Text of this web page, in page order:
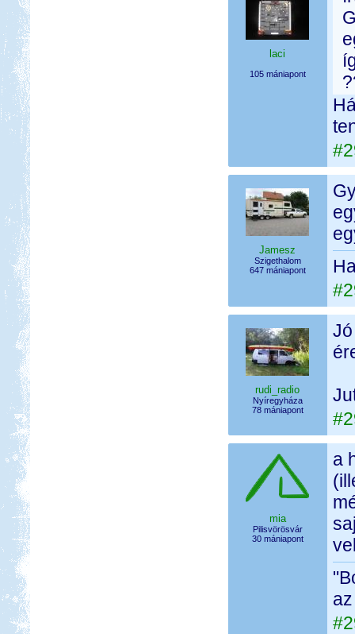
laci
105 mániapont
Jamesz
Szigethalom
647 mániapont
rudi_radio
Nyíregyháza
78 mániapont
mia
Pilisvörösvár
30 mániapont
a